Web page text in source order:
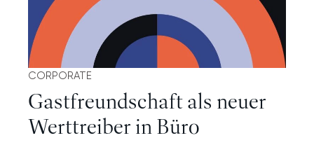
CORPORATE
Gastfreundschaft als neuer
Werttreiber in Büro